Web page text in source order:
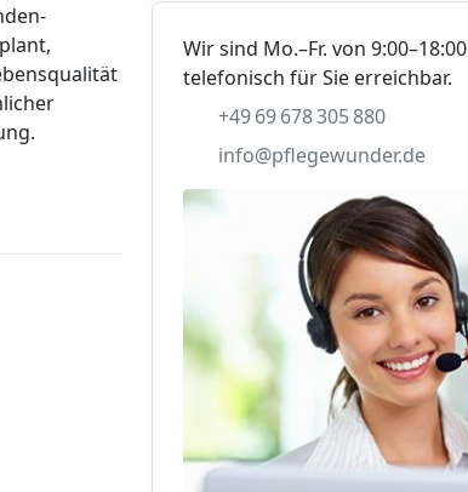
Wir sind Mo.–Fr. von 9:00–18:00
telefonisch für Sie erreichbar.
+49 69 678 305 880
info@pflegewunder.de